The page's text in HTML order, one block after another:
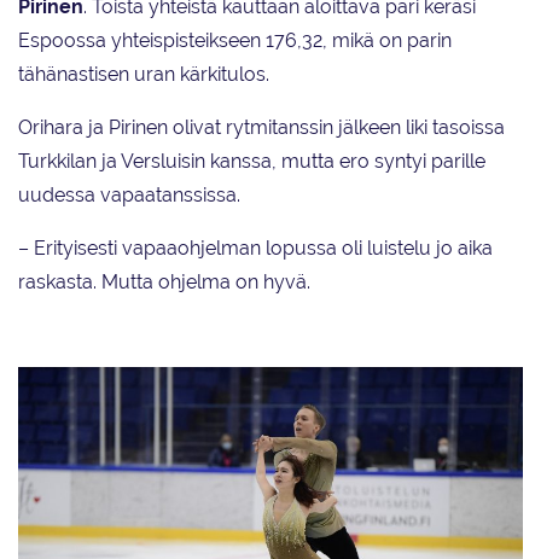
Pirinen. Toista yhteistä kauttaan aloittava pari keräsi
Espoossa yhteispisteikseen 176,32, mikä on parin
tähänastisen uran kärkitulos.
Orihara ja Pirinen olivat rytmitanssin jälkeen liki tasoissa
Turkkilan ja Versluisin kanssa, mutta ero syntyi parille
uudessa vapaatanssissa.
– Erityisesti vapaaohjelman lopussa oli luistelu jo aika
raskasta. Mutta ohjelma on hyvä.